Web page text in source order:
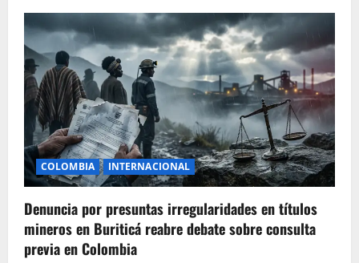
COLOMBIA INTERNACIONAL
Denuncia por presuntas irregularidades en títulos
mineros en Buriticá reabre debate sobre consulta
previa en Colombia